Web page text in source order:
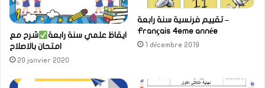
ايقاظ علمي سنة رابعة
شرح مع
امتحان بالاصلاح
20 janvier 2020
تقييم فرنسية سنة رابعة –
Français 4eme année
1 décembre 2019